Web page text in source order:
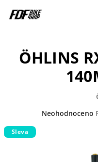
ÖHLINS
Průměrné
Neohodnoceno
Sleva